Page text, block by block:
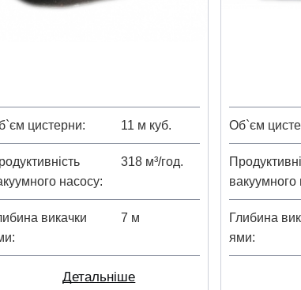
цистерни 11 м куб.
насосу
318 м³/год.
викачки
7 м
Детальніше
Об`єм
вакуумного
Глибина
ями